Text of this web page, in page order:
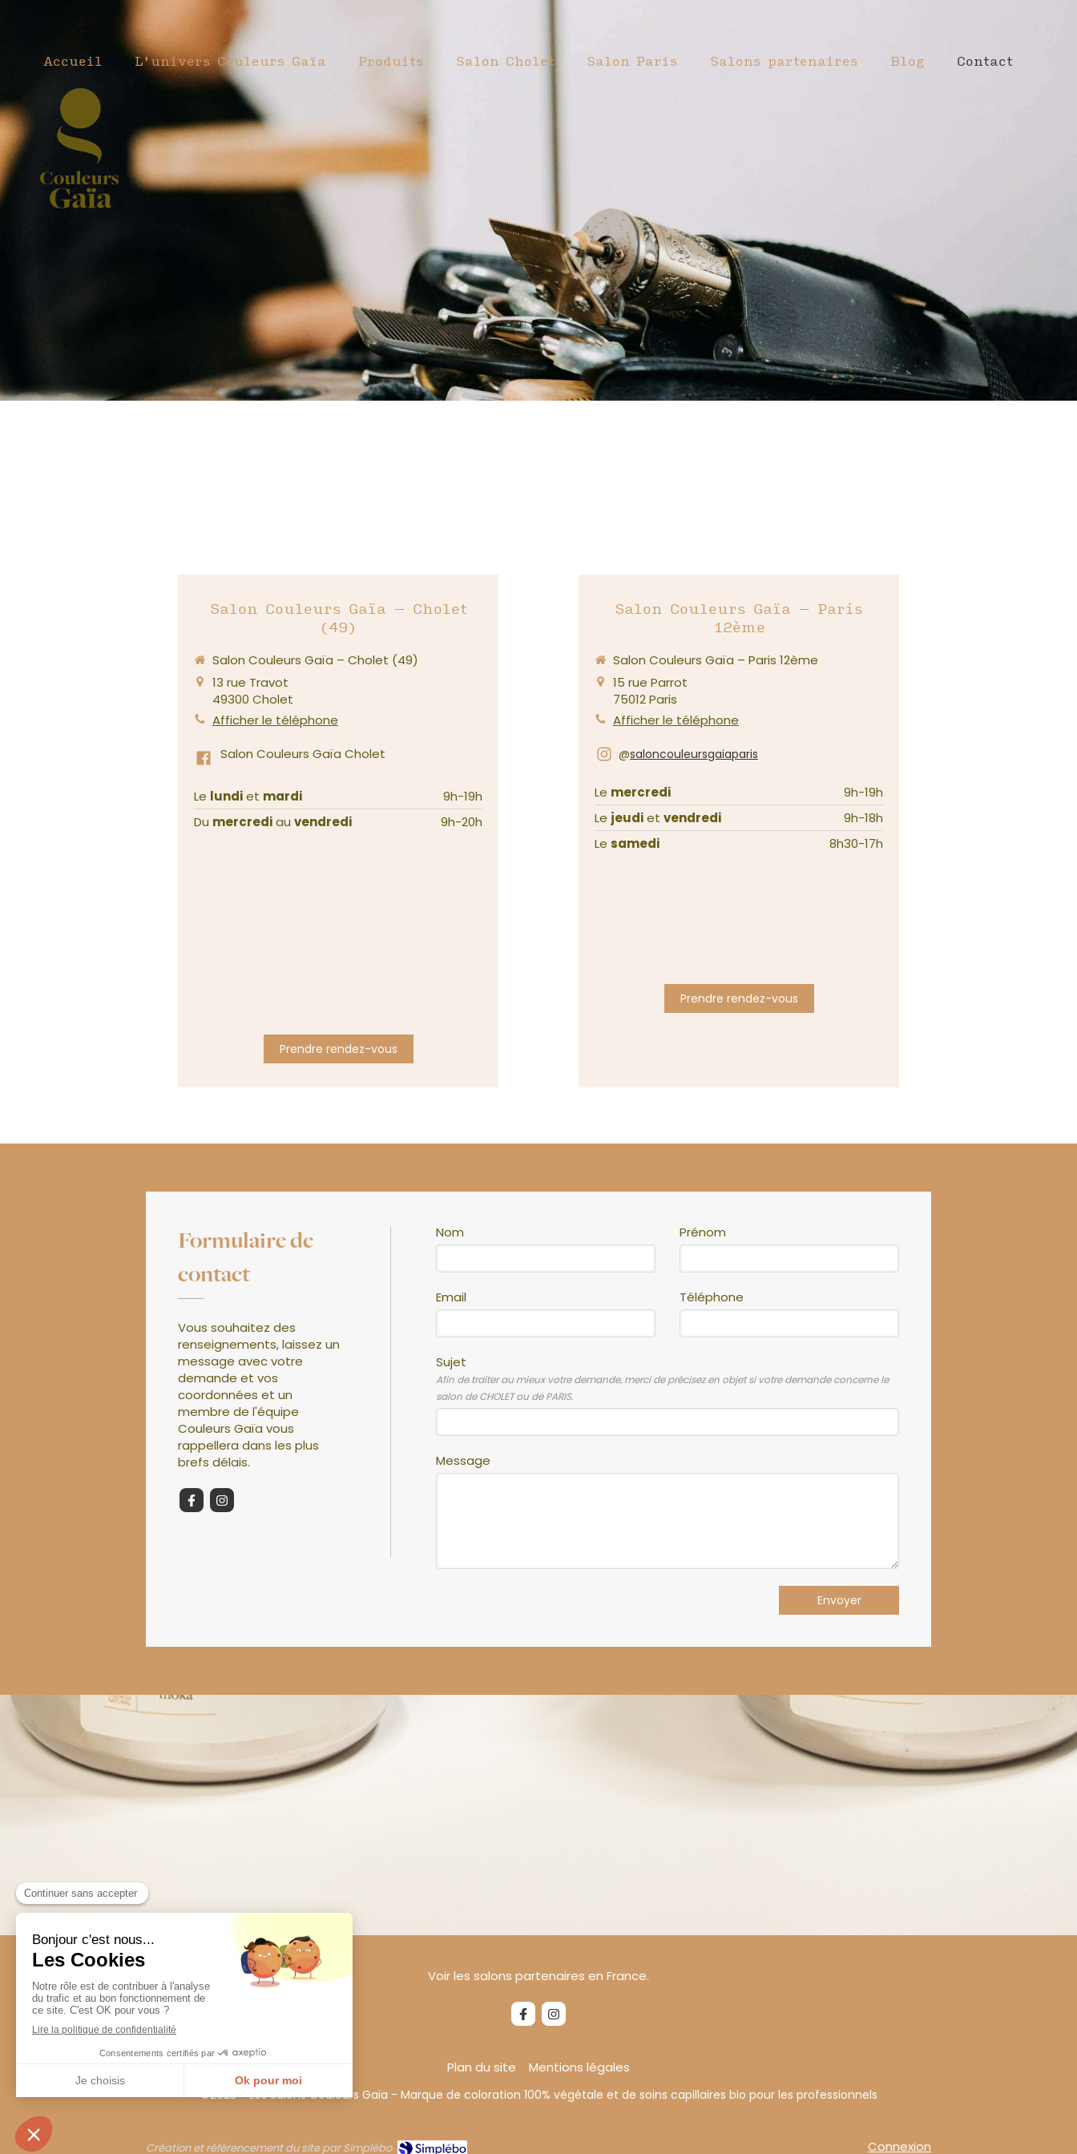
Accueil L'univers Couleurs Gaïa Produits Salon Cholet Salon Paris Salons partenaires Blog Contact
Salon Couleurs Gaïa – Cholet
(49)
Salon Couleurs Gaïa – Cholet (49)
13 rue Travot
49300 Cholet
Afficher le téléphone
Salon Couleurs Gaïa Cholet
Le lundiet mardi
9h-19h
Du mercrediau vendredi 9h-20h
Prendre rendez-vous
Salon Couleurs Gaïa – Paris
12ème
Salon Couleurs Gaïa – Paris 12ème
15 rue Parrot
75012Paris
Afficher le téléphone
@saloncouleursgaiaparis
Le mercredi
9h-19h
Le jeudiet vendredi
9h-18h
Le samedi 8h30-17h
Prendre rendez-vous
Formulaire de
contact
Vous souhaitez des
renseignements, laissez un
message avec votre
demande et vos
coordonnées et un
membre de l'équipe
Couleurs Gaïa vous
rappellera dans les plus
brefs délais.
Nom Prénom
Email Téléphone
Sujet
Afin de traiter au mieux votre demande, merci de précisez en objet si votre demande concerne le
salon de CHOLET ou de PARIS.
Message
Envoyer
Voir les salons partenaires en France.
Plan du site Mentions légales
©2023 - Les Salons Couleurs Gaïa - Marque de coloration 100% végétale et de soins capillaires bio pour les professionnels
Création et référencement du site par Simplébo Connexion